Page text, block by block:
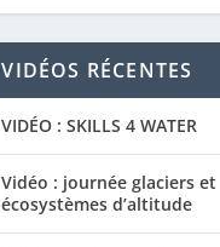
VIDÉOS RÉCENTES
VIDÉO : SKILLS 4 WATER
Vidéo : journée glaciers et
écosystèmes d’altitude